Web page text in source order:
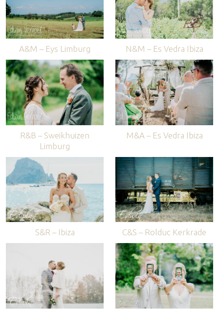
A&M – Eys Limburg N&M – Es Vedra Ibiza
R&B – Sweikhuizen
Limburg
M&A – Es Vedra Ibiza
S&R – Ibiza C&S – Rolduc Kerkrade